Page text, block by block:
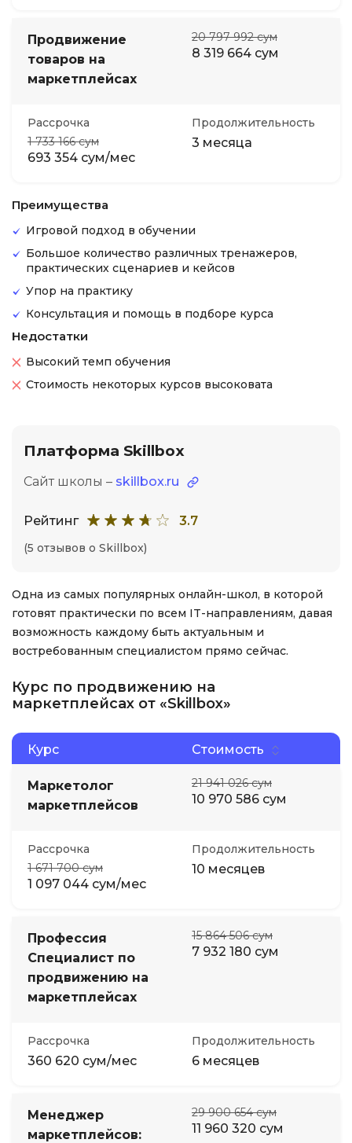
Продвижение
товаров на
маркетплейсах
20 797 992 сум
8 319 664 сум
Рассрочка
1 733 166 сум
693 354 сум/мес
Продолжительность
3 месяца
Преимущества
Игровой подход в обучении
Большое количество различных тренажеров,
практических сценариев и кейсов
Упор на практику
Консультация и помощь в подборе курса
Недостатки
Высокий темп обучения
Стоимость некоторых курсов высоковата
Платформа Skillbox
Сайт школы – skillbox.ru
Рейтинг 3.7
(5 отзывов о Skillbox)
Одна из самых популярных онлайн-школ, в которой
готовят практически по всем IT-направлениям, давая
возможность каждому быть актуальным и
востребованным специалистом прямо сейчас.
Курс по продвижению на
маркетплейсах от «Skillbox»
Курс Стоимость
Маркетолог
маркетплейсов
21 941 026 сум
10 970 586 сум
Рассрочка
1 671 700 сум
1 097 044 сум/мес
Продолжительность
10 месяцев
Профессия
Специалист по
продвижению на
маркетплейсах
15 864 506 сум
7 932 180 сум
Рассрочка
360 620 сум/мес
Продолжительность
6 месяцев
Менеджер
маркетплейсов:
29 900 654 сум
11 960 320 сум